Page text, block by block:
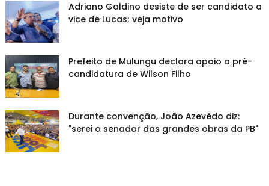
Adriano Galdino desiste de ser candidato a
vice de Lucas; veja motivo
Prefeito de Mulungu declara apoio a pré-
candidatura de Wilson Filho
Durante convenção, João Azevêdo diz:
"serei o senador das grandes obras da PB"